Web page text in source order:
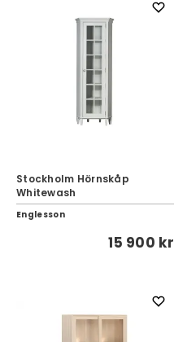
Stockholm Hörnskåp
Whitewash
Englesson
15 900 kr